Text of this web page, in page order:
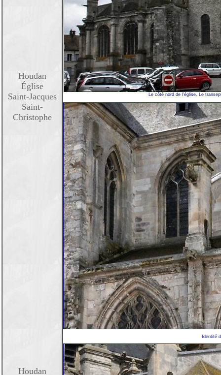
Houdan
Église
Saint-Jacques
Saint-
Christophe
Houdan
Le côté nord de l'église. Le
Identité